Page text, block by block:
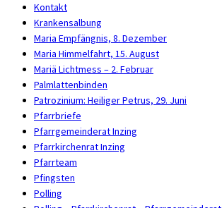
Kontakt
Krankensalbung
Maria Empfängnis, 8. Dezember
Maria Himmelfahrt, 15. August
Mariä Lichtmess – 2. Februar
Palmlattenbinden
Patrozinium: Heiliger Petrus, 29. Juni
Pfarrbriefe
Pfarrgemeinderat Inzing
Pfarrkirchenrat Inzing
Pfarrteam
Pfingsten
Polling